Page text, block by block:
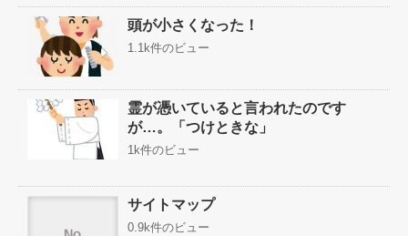
頭が小さくなった！
1.1k件のビュー
霊が憑いていると言われたのです
が…。「つけときな」
1k件のビュー
サイトマップ
0.9k件のビュー